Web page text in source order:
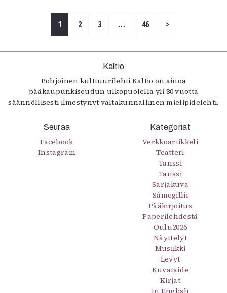
1 2 3 … 46 >
Kaltio
Pohjoinen kulttuurilehti Kaltio on ainoa
pääkaupunkiseudun ulkopuolella yli 80 vuotta
säännöllisesti ilmestynyt valtakunnallinen mielipidelehti.
Seuraa
Facebook
Instagram
Kategoriat
Verkkoartikkeli
Teatteri
Tanssi
Tanssi
Sarjakuva
Sámegillii
Pääkirjoitus
Paperilehdestä
Oulu2026
Näyttelyt
Musiikki
Levyt
Kuvataide
Kirjat
In English